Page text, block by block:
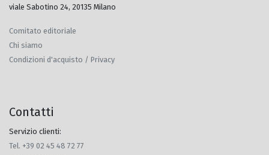
viale Sabotino 24, 20135 Milano
Comitato editoriale
Chi siamo
Condizioni d'acquisto / Privacy
Contatti
Servizio clienti:
Tel. +39 02 45 48 72 77